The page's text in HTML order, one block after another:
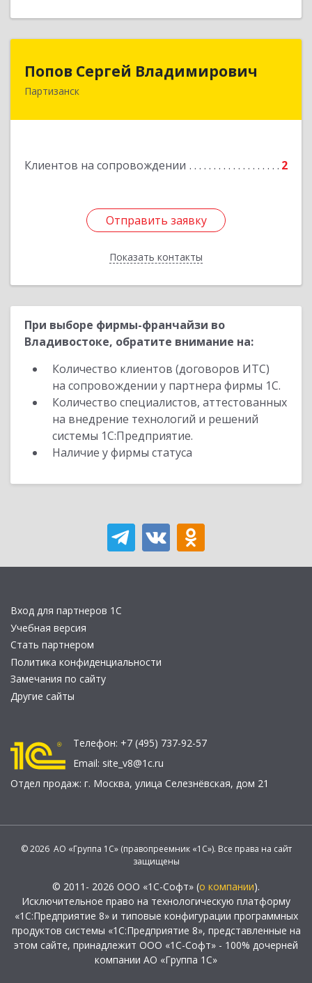
Попов Сергей Владимирович
Партизанск
Клиентов на сопровождении 2
Отправить заявку
Показать контакты
Попов Сергей Владимирович
692922, Приморский край, г. Находка, ул.
Отправить заявку
Назад
При выборе фирмы-франчайзи во
Владивостоке, обратите внимание на:
Количество клиентов (договоров ИТС)
на сопровождении у партнера фирмы 1С.
Количество специалистов, аттестованных
на внедрение технологий и решений
системы 1С:Предприятие.
Наличие у фирмы статуса
Вход для партнеров 1С
Учебная версия
Стать партнером
Политика конфиденциальности
Замечания по сайту
Другие сайты
Телефон: +7 (495) 737-92-57
Email: site_v8@1c.ru
Отдел продаж: г. Москва, улица Селезнёвская, дом 21
© 2026 АО «Группа 1С» (правопреемник «1С»). Все права на сайт
защищены
© 2011- 2026 ООО «1С-Софт» (о компании).
Исключительное право на технологическую платформу
«1С:Предприятие 8» и типовые конфигурации программных
продуктов системы «1С:Предприятие 8», представленные на
этом сайте, принадлежит ООО «1С-Софт» - 100% дочерней
компании АО «Группа 1С»